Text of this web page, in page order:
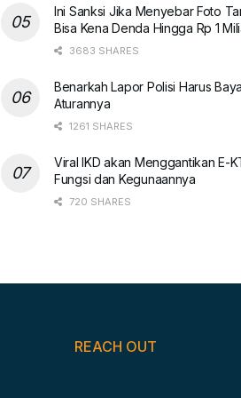
Ini Sanksi Jika Menyebar Foto
Bisa Kena Denda Hingga Rp 1
3683 SHARES
Benarkah Lapor Polisi Harus
Aturannya
1261 SHARES
Viral IKD akan Menggantikan E-
Fungsi dan Kegunaannya
720 SHARES
REACH OUT